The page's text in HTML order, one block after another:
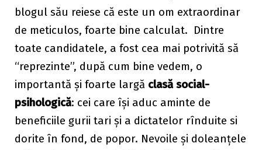
blogul său reiese că este un om extraordinar
de meticulos, foarte bine calculat. Dintre
toate candidatele, a fost cea mai potrivită să
“reprezinte”, după cum bine vedem, o
importantă și foarte largă clasă social-
psihologică: cei care își aduc aminte de
beneficiile gurii tari și a dictatelor rînduite si
dorite în fond, de popor. Nevoile și doleanțele